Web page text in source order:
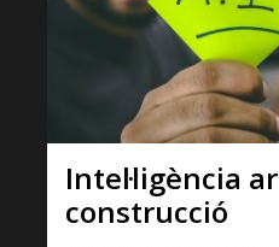
Intel·ligència
construcció